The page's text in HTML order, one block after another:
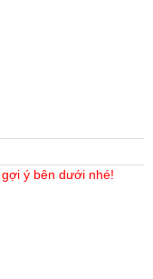
ý bên dưới nhé!